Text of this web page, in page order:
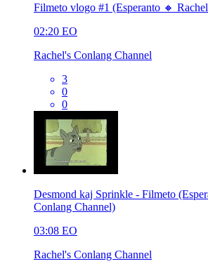
Filmeto vlogo #1 (Esperanto 🔸
02:20 EO
Rachel's Conlang Channel
3
0
0
Desmond kaj Sprinkle - Filmeto
Conlang Channel)
03:08 EO
Rachel's Conlang Channel